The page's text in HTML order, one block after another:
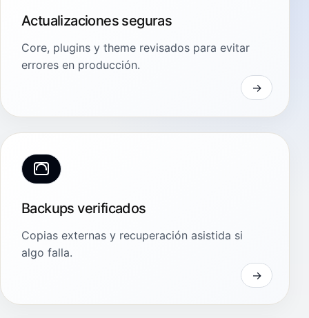
Actualizaciones seguras
Core, plugins y theme revisados para evitar
errores en producción.
Backups verificados
Copias externas y recuperación asistida si
algo falla.